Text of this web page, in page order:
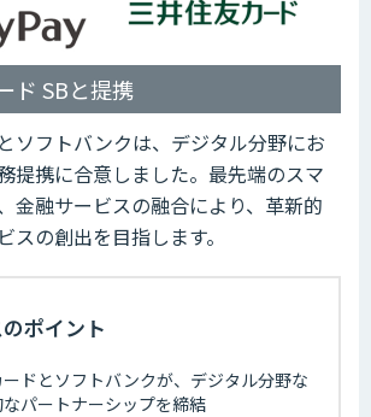
ド SBと提携
ソフトバンクは、デジタル分野にお
提携に合意しました。最先端のスマ
金融サービスの融合により、革新的
スの創出を目指します。
ポイント
ドとソフトバンクが、デジタル分野な
パートナーシップを締結